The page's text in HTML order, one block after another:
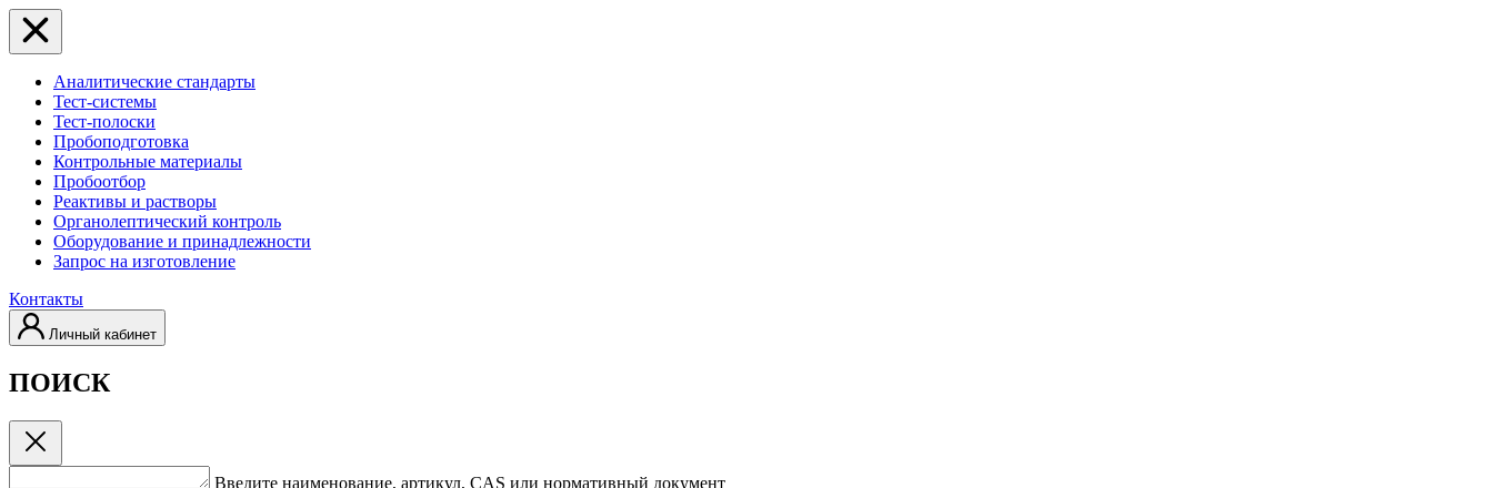
Аналитические стандарты
Тест-системы
Тест-полоски
Пробоподготовка
Контрольные материалы
Пробоотбор
Реактивы и растворы
Органолептический контроль
Оборудование и принадлежности
Запрос на изготовление
Контакты
Личный кабинет
ПОИСК
Введите наименование, артикул, CAS или нормативный документ